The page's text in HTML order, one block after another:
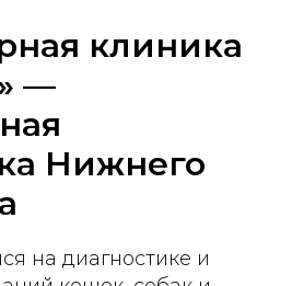
клиника
—
Нижнего
на диагностике и